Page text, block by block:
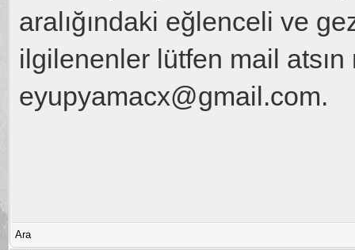
aralığındaki eğlenceli ve
ilgilenenler lütfen mail
eyupyamacx@gmail.com.
Ara